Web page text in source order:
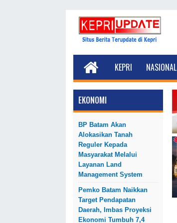
KEPRI NASIONAL
EKONOMI
BP Batam Akan
Alokasikan Tanah
Reguler Kepada
Masyarakat Melalui
Layanan Land
Management System
Pemko Batam Naikkan
Target Pendapatan
Daerah, Imbas Proyeksi
Ekonomi Tumbuh 7,4